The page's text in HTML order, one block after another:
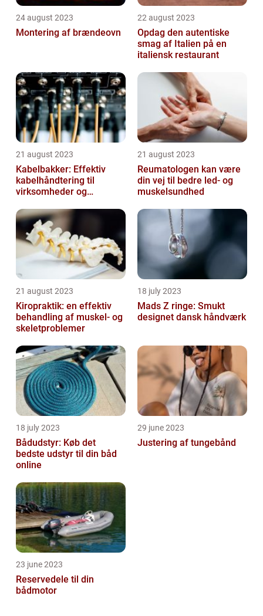
24 august 2023
Montering af brændeovn
22 august 2023
Opdag den autentiske
smag af Italien på en
italiensk restaurant
21 august 2023
Kabelbakker: Effektiv
kabelhåndtering til
virksomheder og
21 august 2023
Reumatologen kan være
din vej til bedre led- og
muskelsundhed
21 august 2023
Kiropraktik: en effektiv
behandling af muskel- og
skeletproblemer
18 july 2023
Mads Z ringe: Smukt
designet dansk håndværk
18 july 2023
Bådudstyr: Køb det
bedste udstyr til din båd
online
29 june 2023
Justering af tungebånd
23 june 2023
Reservedele til din
bådmotor